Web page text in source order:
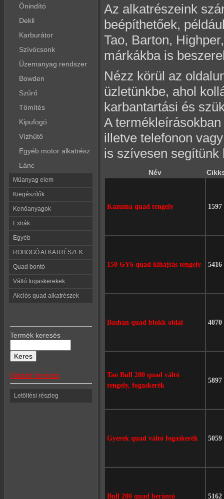
Önindító
Dekli
Karburátor
Szívócsonk
Üzemanyag rendszer
Bowden
Szűrő
Tömítés
Kipufogó
Vízhűtő
Egyéb motor alkatrész
Lánc
Műanyag elem
Kiegészítők
Kenőanyagok
Extrák
Egyéb
ROBOGÓ ALKATRÉSZEK
Quad bontó
Váltó fogaskerekek
Akciós quad alkatrészek
Termék keresés
Haladó keresés
Letöltési részleg
Az alkatrészeink
beépíthetőek,
Tao, Barton,
márkákba is
Nézz körül az
üzletünkbe, ahol
karbantartási és
A
illetve telefonon
is szívesen segítünk
Név
Kazuma quad tengely 1597
150 GY6 quad kihajtás tengely 5416
Bashan quad blokk oldal 4070
Tao Bull 200 quad váltó
tengely, fogaskerék
5897
Gyerek quad váltó fogaskerék 5059
Bull 200 quad berántó 5162